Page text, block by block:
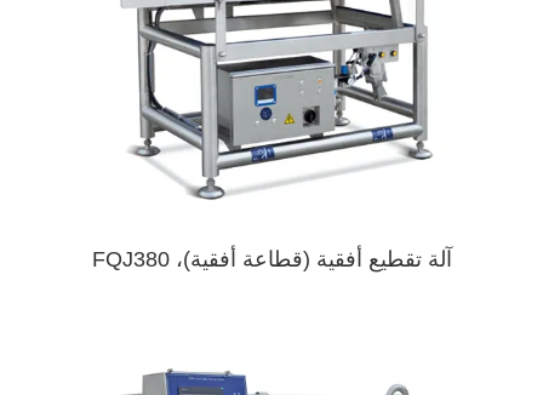
آلة تقطيع أفقية (قطاعة أفقية)، FQJ380